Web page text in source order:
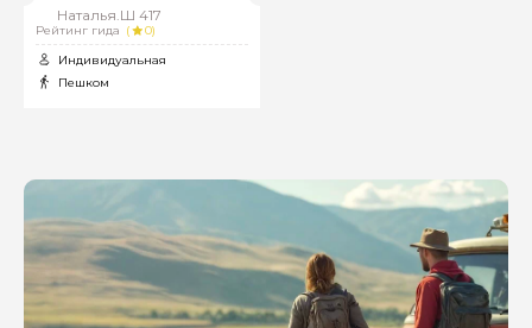
Наталья.Ш 417
Рейтинг гида (
0)
Индивидуальная
Пешком